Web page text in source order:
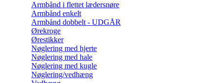
Armbånd i flettet lædersnøre
Armbånd enkelt
Armbånd dobbelt - UDGÅR
Ørekroge
Ørestikker
Nøglering med hjerte
Nøglering med hale
Nøglering med kugle
Nøglering/vedhæng